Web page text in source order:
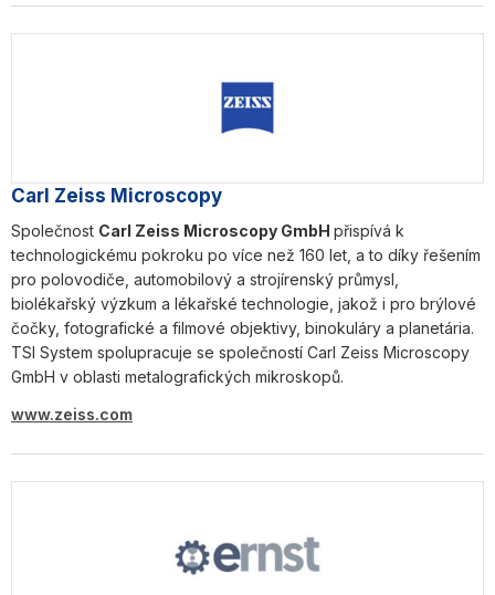
Carl Zeiss Microscopy
Společnost Carl Zeiss Microscopy GmbH přispívá k
technologickému pokroku po více než 160 let, a to díky řešením
pro polovodiče, automobilový a strojírenský průmysl,
biolékařský výzkum a lékařské technologie, jakož i pro brýlové
čočky, fotografické a filmové objektivy, binokuláry a planetária.
TSI System spolupracuje se společností Carl Zeiss Microscopy
GmbH v oblasti metalografických mikroskopů.
www.zeiss.com